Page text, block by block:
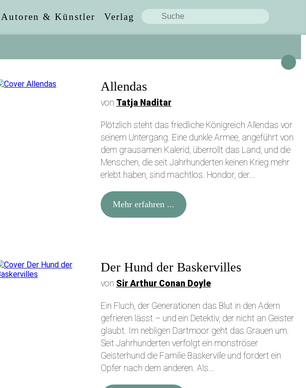
Autoren & Künstler Verlag
Facebook
X / Twitter
Pinterest
Allendas
von Tatja Naditar
Plötzlich steht das friedliche Königreich Allendas vor
seinem Untergang. Eine dunkle Armee, angeführt von
dem grausamen Kalerid, überrollt das Land, und die
Menschen, die seit Jahrhunderten keinen Krieg mehr
erlebt haben, sind machtlos. Hondor, der...
Mehr erfahren ...
Der Hund der Baskervilles
von Sir Arthur Conan Doyle
Ein Fluch, der Generationen das Blut in den Adern
gefrieren lässt – und ein Detektiv, der nicht an Geister
glaubt. Im nebligen Dartmoor geht das Grauen um.
Seit Jahrhunderten verfolgt ein monströser
Geisterhund die Familie Baskerville und fordert ein
Opfer nach dem anderen. Als...